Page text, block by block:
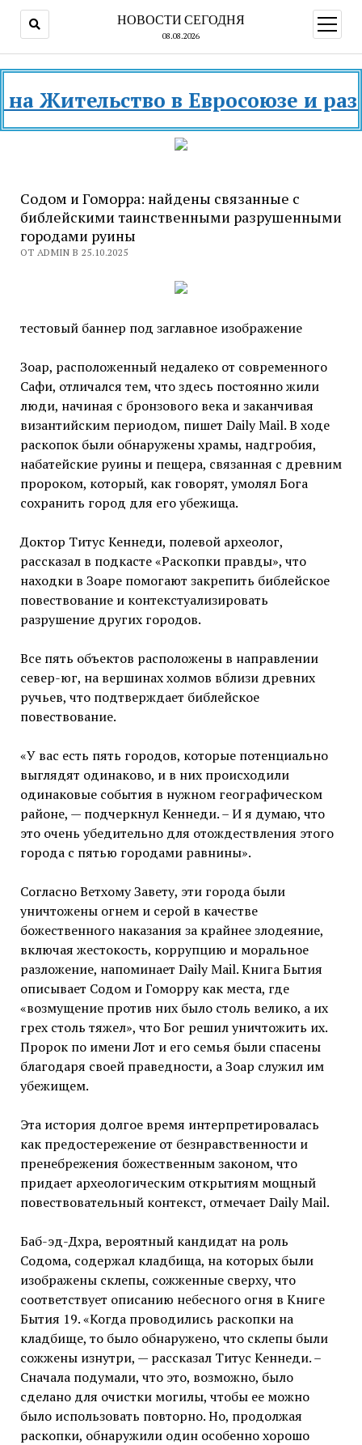
НОВОСТИ СЕГОДНЯ
08.08.2026
меню
в Евросоюзе и разных
Содом и Гоморра: найдены связанные с
библейскими таинственными разрушенными
городами руины
ОТ ADMIN В 25.10.2025
тестовый баннер под заглавное изображение
Зоар, расположенный недалеко от современного
Сафи, отличался тем, что здесь постоянно жили
люди, начиная с бронзового века и заканчивая
византийским периодом, пишет Daily Mail. В ходе
раскопок были обнаружены храмы, надгробия,
набатейские руины и пещера, связанная с древним
пророком, который, как говорят, умолял Бога
сохранить город для его убежища.
Доктор Титус Кеннеди, полевой археолог,
рассказал в подкасте «Раскопки правды», что
находки в Зоаре помогают закрепить библейское
повествование и контекстуализировать
разрушение других городов.
Все пять объектов расположены в направлении
север-юг, на вершинах холмов вблизи древних
ручьев, что подтверждает библейское
повествование.
«У вас есть пять городов, которые потенциально
выглядят одинаково, и в них происходили
одинаковые события в нужном географическом
районе, — подчеркнул Кеннеди. – И я думаю, что
это очень убедительно для отождествления этого
города с пятью городами равнины».
Согласно Ветхому Завету, эти города были
уничтожены огнем и серой в качестве
божественного наказания за крайнее злодеяние,
включая жестокость, коррупцию и моральное
разложение, напоминает Daily Mail. Книга Бытия
описывает Содом и Гоморру как места, где
«возмущение против них было столь велико, а их
грех столь тяжел», что Бог решил уничтожить их.
Пророк по имени Лот и его семья были спасены
благодаря своей праведности, а Зоар служил им
убежищем.
Эта история долгое время интерпретировалась
как предостережение от безнравственности и
пренебрежения божественным законом, что
придает археологическим открытиям мощный
повествовательный контекст, отмечает Daily Mail.
Баб-эд-Дхра, вероятный кандидат на роль
Содома, содержал кладбища, на которых были
изображены склепы, сожженные сверху, что
соответствует описанию небесного огня в Книге
Бытия 19. «Когда проводились раскопки на
кладбище, то было обнаружено, что склепы были
сожжены изнутри, — рассказал Титус Кеннеди. –
Сначала подумали, что это, возможно, было
сделано для очистки могилы, чтобы ее можно
было использовать повторно. Но, продолжая
раскопки, обнаружили один особенно хорошо